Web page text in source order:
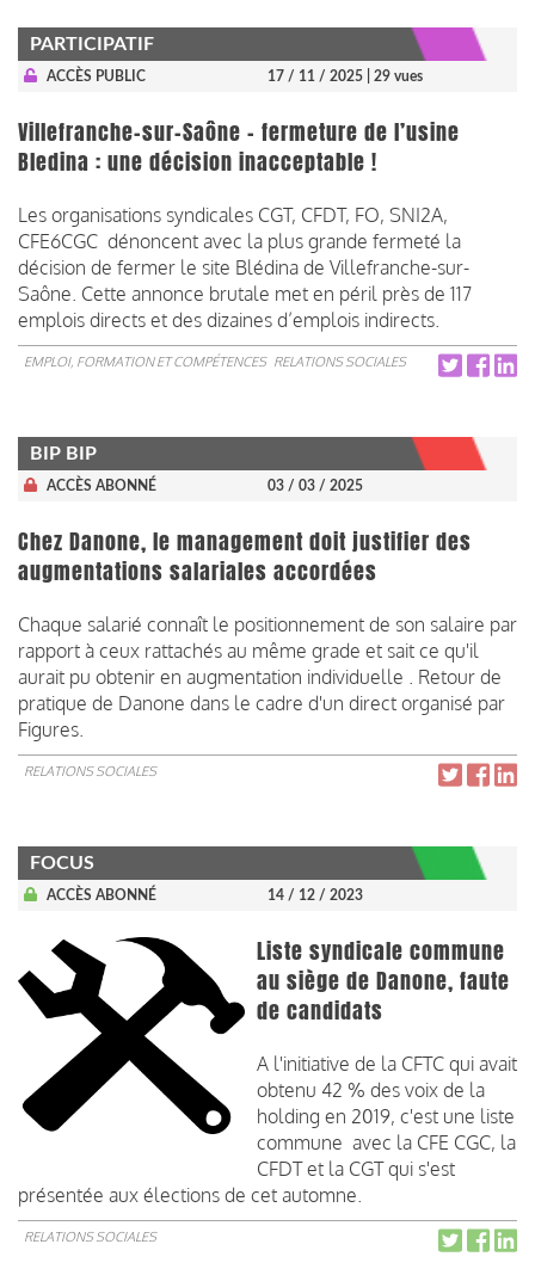
PARTICIPATIF
ACCÈS PUBLIC 17 / 11 / 2025 | 29 vues
Villefranche-sur-Saône – fermeture de l’usine
Bledina : une décision inacceptable !
Les organisations syndicales CGT, CFDT, FO, SNI2A,
CFE6CGC dénoncent avec la plus grande fermeté la
décision de fermer le site Blédina de Villefranche-sur-
Saône. Cette annonce brutale met en péril près de 117
emplois directs et des dizaines d’emplois indirects.
EMPLOI, FORMATION ET COMPÉTENCES RELATIONS SOCIALES
BIP BIP
ACCÈS ABONNÉ 03 / 03 / 2025
Chez Danone, le management doit justifier des
augmentations salariales accordées
Chaque salarié connaît le positionnement de son salaire par
rapport à ceux rattachés au même grade et sait ce qu'il
aurait pu obtenir en augmentation individuelle . Retour de
pratique de Danone dans le cadre d'un direct organisé par
Figures.
RELATIONS SOCIALES
FOCUS
ACCÈS ABONNÉ 14 / 12 / 2023
Liste syndicale commune
au siège de Danone, faute
de candidats
A l'initiative de la CFTC qui avait
obtenu 42 % des voix de la
holding en 2019, c'est une liste
commune avec la CFE CGC, la
CFDT et la CGT qui s'est
présentée aux élections de cet automne.
RELATIONS SOCIALES